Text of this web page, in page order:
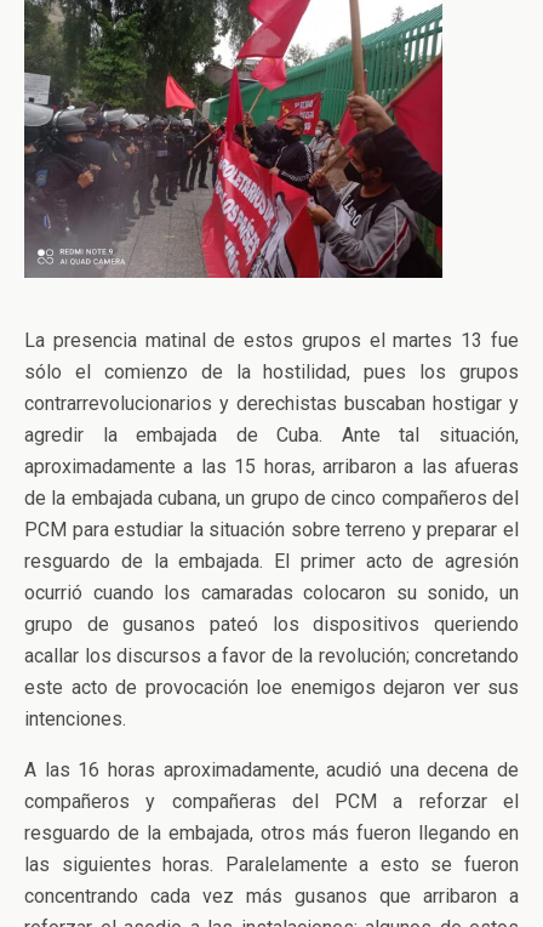
La presencia matinal de estos grupos el martes 13 fue
sólo el comienzo de la hostilidad, pues los grupos
contrarrevolucionarios y derechistas buscaban hostigar y
agredir la embajada de Cuba. Ante tal situación,
aproximadamente a las 15 horas, arribaron a las afueras
de la embajada cubana, un grupo de cinco compañeros del
PCM para estudiar la situación sobre terreno y preparar el
resguardo de la embajada. El primer acto de agresión
ocurrió cuando los camaradas colocaron su sonido, un
grupo de gusanos pateó los dispositivos queriendo
acallar los discursos a favor de la revolución; concretando
este acto de provocación loe enemigos dejaron ver sus
intenciones.
A las 16 horas aproximadamente, acudió una decena de
compañeros y compañeras del PCM a reforzar el
resguardo de la embajada, otros más fueron llegando en
las siguientes horas. Paralelamente a esto se fueron
concentrando cada vez más gusanos que arribaron a